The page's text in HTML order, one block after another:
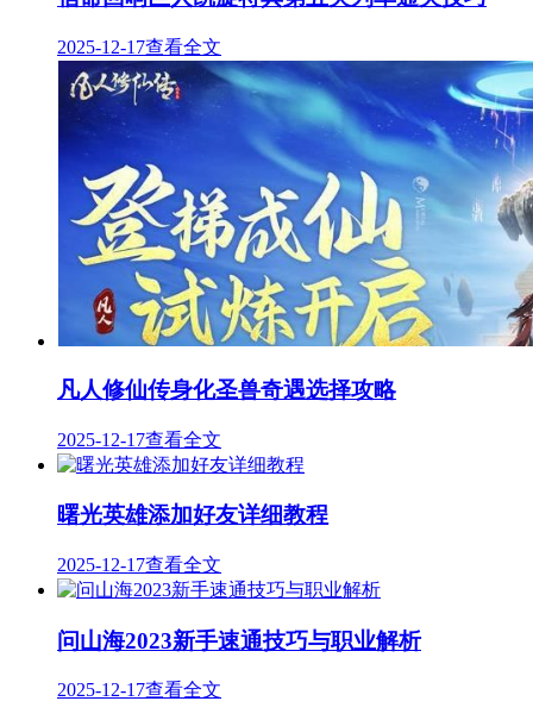
2025-12-17查看全文
凡人修仙传身化圣兽奇遇选择攻略
2025-12-17查看全文
曙光英雄添加好友详细教程
2025-12-17查看全文
问山海2023新手速通技巧与职业解析
2025-12-17查看全文